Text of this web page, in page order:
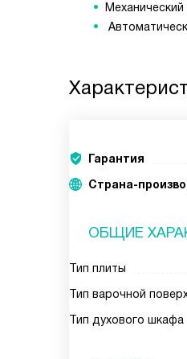
Гарантия
Страна-
ОБЩИЕ
Тип плиты
Тип варочной
Тип духового шкафа